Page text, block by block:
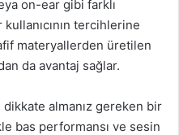
on-ear gibi farklı
kullanıcının tercihlerine
materyallerden üretilen
da avantaj sağlar.
almanız gereken bir
bas performansı ve sesin